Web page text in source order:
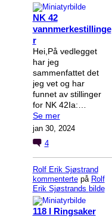
NK 42
vannmerkestillinge
r
Hei,På vedlegget
har jeg
sammenfattet det
jeg vet og har
funnet av stillinger
for NK 42Ia:…
Se mer
jan 30, 2024
4
Rolf Erik Sjøstrand
kommentertepå Rolf
Erik Sjøstrands bilde
118 I Ringsaker